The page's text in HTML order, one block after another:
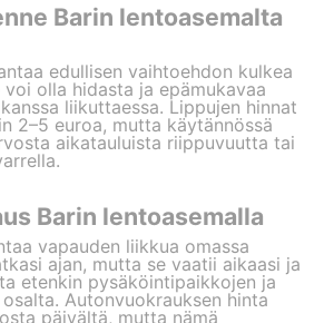
Barin lentoasemalta
edullisen vaihtoehdon kulkea
olla hidasta ja epämukavaa
liikuttaessa. Lippujen hinnat
2–5 euroa, mutta käytännössä
aikatauluista riippuvuutta tai
Barin lentoasemalla
vapauden liikkua omassa
ajan, mutta se vaatii aikaasi ja
etenkin pysäköintipaikkojen ja
Autonvuokrauksen hinta
päivältä, mutta nämä